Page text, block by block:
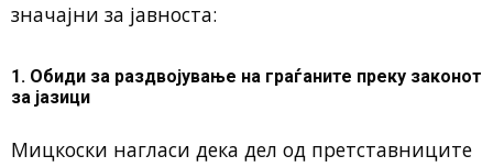
значајни за јавноста:
1. Обиди за раздвојување на граѓаните преку законот
за јазици
Мицкоски нагласи дека дел од претставниците